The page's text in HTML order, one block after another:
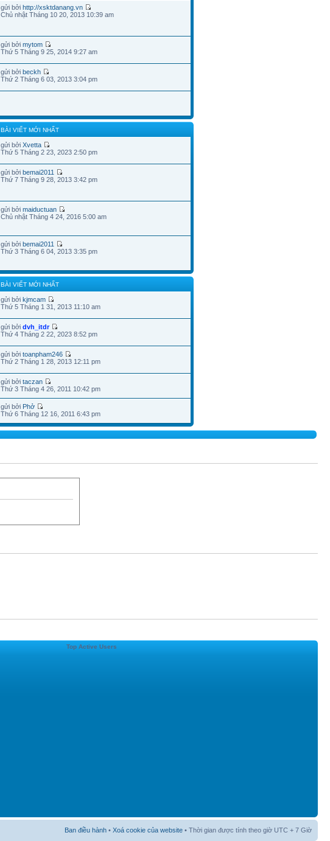
gửi bởihttp://xsktdanang.vn
Chủ nhật Tháng 10 20, 2013 10:39 am
gửi bởimytom
Thứ 5 Tháng 9 25, 2014 9:27 am
gửi bởibeckh
Thứ 2 Tháng 6 03, 2013 3:04 pm
BÀI VIẾT MỚI NHẤT
gửi bởiXvetta
Thứ 5 Tháng 2 23, 2023 2:50 pm
gửi bởibemai2011
Thứ 7 Tháng 9 28, 2013 3:42 pm
gửi bởimaiductuan
Chủ nhật Tháng 4 24, 2016 5:00 am
gửi bởibemai2011
Thứ 3 Tháng 6 04, 2013 3:35 pm
BÀI VIẾT MỚI NHẤT
gửi bởikjmcam
Thứ 5 Tháng 1 31, 2013 11:10 am
gửi bởidvh_itdr
Thứ 4 Tháng 2 22, 2023 8:52 pm
gửi bởitoanpham246
Thứ 2 Tháng 1 28, 2013 12:11 pm
gửi bởitaczan
Thứ 3 Tháng 4 26, 2011 10:42 pm
gửi bởi Phở
Thứ 6 Tháng 12 16, 2011 6:43 pm
Top Active Users
Ban điều hành • Xoá cookie của website • Thời gian được tính theo giờ UTC + 7 Giờ